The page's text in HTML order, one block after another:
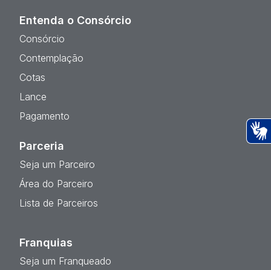
Entenda o Consórcio
Consórcio
Contemplação
Cotas
Lance
Pagamento
Parceria
Seja um Parceiro
Área do Parceiro
Lista de Parceiros
Franquias
Seja um Franqueado